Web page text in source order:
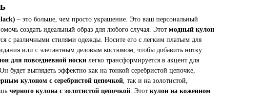
– это больше, чем просто украшение. Это ваш персональный
создать идеальный образ для любого случая. Этот модный кулон
с различными стилями одежды. Носите его с легким платьем для
или с элегантным деловым костюмом, чтобы добавить нотку
для повседневной носки легко трансформируется в акцент для
будет выглядеть эффектно как на тонкой серебристой цепочке,
кулоном с серебристой цепочкой, так и на золотистой,
черного кулона с золотистой цепочкой. Этот кулон на коженном